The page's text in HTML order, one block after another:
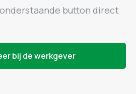
button direct
bij de werkgever